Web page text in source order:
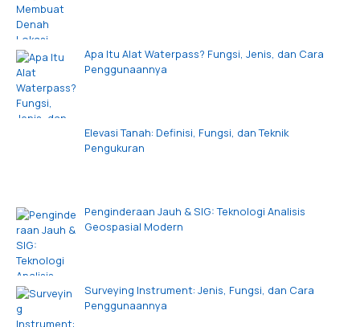
Apa Itu Alat Waterpass? Fungsi, Jenis, dan Cara
Penggunaannya
Elevasi Tanah: Definisi, Fungsi, dan Teknik
Pengukuran
Penginderaan Jauh & SIG: Teknologi Analisis
Geospasial Modern
Surveying Instrument: Jenis, Fungsi, dan Cara
Penggunaannya